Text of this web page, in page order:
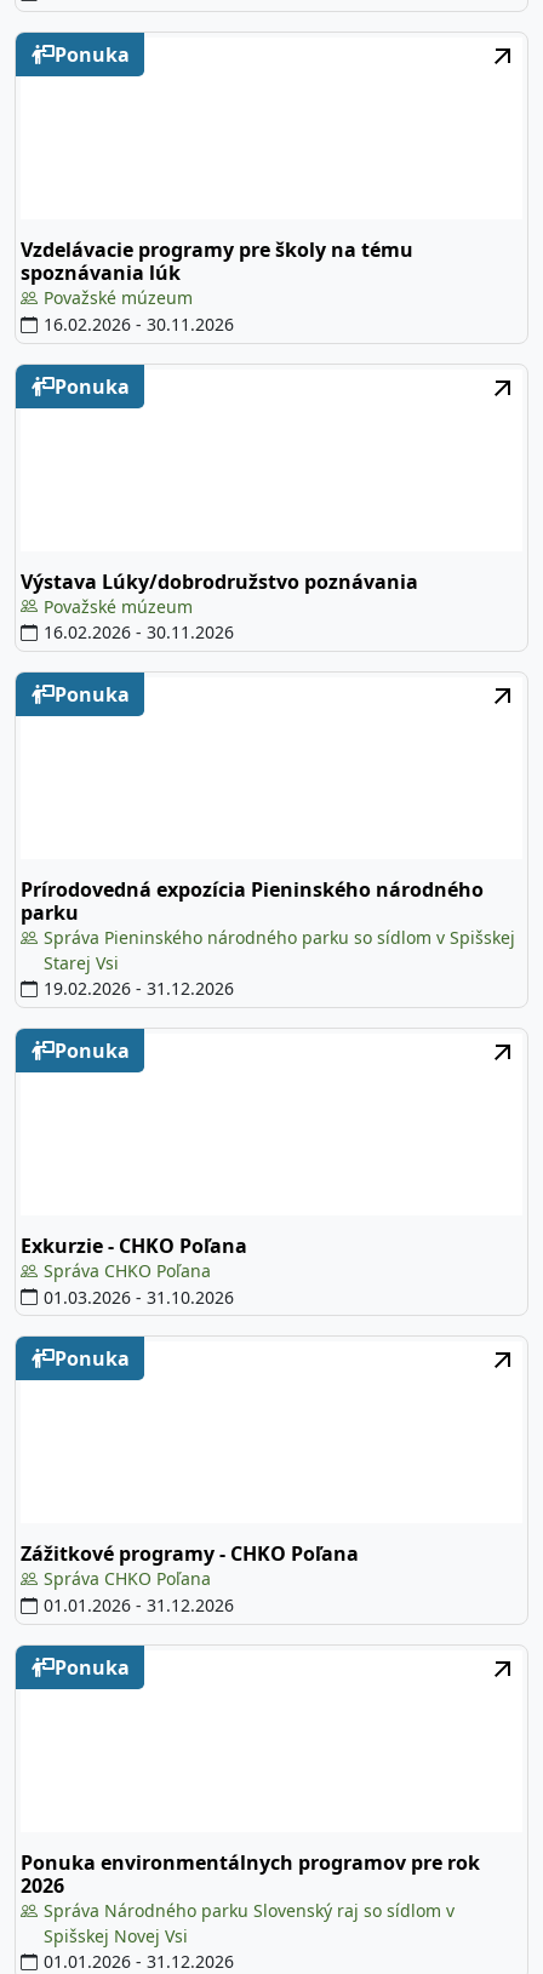
Ponuka
Vzdelávacie programy pre školy na tému
spoznávania lúk
Považské múzeum
16.02.2026- 30.11.2026
Ponuka
Výstava Lúky/dobrodružstvo poznávania
Považské múzeum
16.02.2026- 30.11.2026
Ponuka
Prírodovedná expozícia Pieninského národného
parku
Správa Pieninského národného parku so sídlom v Spišskej
Starej Vsi
19.02.2026- 31.12.2026
Ponuka
Exkurzie - CHKO Poľana
Správa CHKO Poľana
01.03.2026- 31.10.2026
Ponuka
Zážitkové programy - CHKO Poľana
Správa CHKO Poľana
01.01.2026- 31.12.2026
Ponuka
Ponuka environmentálnych programov pre rok
2026
Správa Národného parku Slovenský raj so sídlom v
Spišskej Novej Vsi
01.01.2026- 31.12.2026